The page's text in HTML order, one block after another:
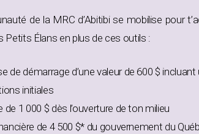
de la MRC d’Abitibi se mobilise pour
Petits Élans en plus de ces outils :
de démarrage d’une valeur de 600 $
initiales
de 1 000 $ dès l’ouverture de ton milieu
de 4 500 $* du gouvernement du